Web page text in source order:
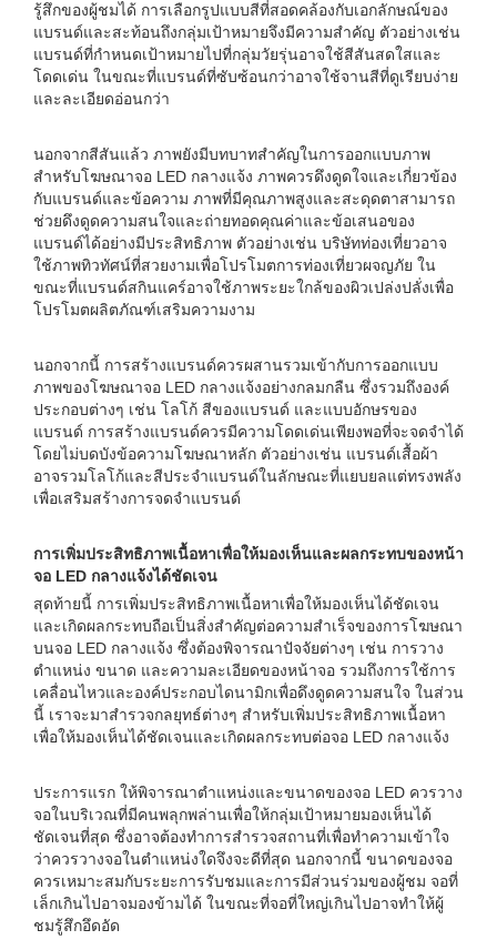
รู้สึกของผู้ชมได้ การเลือกรูปแบบสีที่สอดคล้องกับเอกลักษณ์ของ
แบรนด์และสะท้อนถึงกลุ่มเป้าหมายจึงมีความสำคัญ ตัวอย่างเช่น
แบรนด์ที่กำหนดเป้าหมายไปที่กลุ่มวัยรุ่นอาจใช้สีสันสดใสและ
โดดเด่น ในขณะที่แบรนด์ที่ซับซ้อนกว่าอาจใช้จานสีที่ดูเรียบง่าย
และละเอียดอ่อนกว่า
นอกจากสีสันแล้ว ภาพยังมีบทบาทสำคัญในการออกแบบภาพ
สำหรับโฆษณาจอ LED กลางแจ้ง ภาพควรดึงดูดใจและเกี่ยวข้อง
กับแบรนด์และข้อความ ภาพที่มีคุณภาพสูงและสะดุดตาสามารถ
ช่วยดึงดูดความสนใจและถ่ายทอดคุณค่าและข้อเสนอของ
แบรนด์ได้อย่างมีประสิทธิภาพ ตัวอย่างเช่น บริษัทท่องเที่ยวอาจ
ใช้ภาพทิวทัศน์ที่สวยงามเพื่อโปรโมตการท่องเที่ยวผจญภัย ใน
ขณะที่แบรนด์สกินแคร์อาจใช้ภาพระยะใกล้ของผิวเปล่งปลั่งเพื่อ
โปรโมตผลิตภัณฑ์เสริมความงาม
นอกจากนี้ การสร้างแบรนด์ควรผสานรวมเข้ากับการออกแบบ
ภาพของโฆษณาจอ LED กลางแจ้งอย่างกลมกลืน ซึ่งรวมถึงองค์
ประกอบต่างๆ เช่น โลโก้ สีของแบรนด์ และแบบอักษรของ
แบรนด์ การสร้างแบรนด์ควรมีความโดดเด่นเพียงพอที่จะจดจำได้
โดยไม่บดบังข้อความโฆษณาหลัก ตัวอย่างเช่น แบรนด์เสื้อผ้า
อาจรวมโลโก้และสีประจำแบรนด์ในลักษณะที่แยบยลแต่ทรงพลัง
เพื่อเสริมสร้างการจดจำแบรนด์
การเพิ่มประสิทธิภาพเนื้อหาเพื่อให้มองเห็นและผลกระทบของหน้า
จอ LED กลางแจ้งได้ชัดเจน
สุดท้ายนี้ การเพิ่มประสิทธิภาพเนื้อหาเพื่อให้มองเห็นได้ชัดเจน
และเกิดผลกระทบถือเป็นสิ่งสำคัญต่อความสำเร็จของการโฆษณา
บนจอ LED กลางแจ้ง ซึ่งต้องพิจารณาปัจจัยต่างๆ เช่น การวาง
ตำแหน่ง ขนาด และความละเอียดของหน้าจอ รวมถึงการใช้การ
เคลื่อนไหวและองค์ประกอบไดนามิกเพื่อดึงดูดความสนใจ ในส่วน
นี้ เราจะมาสำรวจกลยุทธ์ต่างๆ สำหรับเพิ่มประสิทธิภาพเนื้อหา
เพื่อให้มองเห็นได้ชัดเจนและเกิดผลกระทบต่อจอ LED กลางแจ้ง
ประการแรก ให้พิจารณาตำแหน่งและขนาดของจอ LED ควรวาง
จอในบริเวณที่มีคนพลุกพล่านเพื่อให้กลุ่มเป้าหมายมองเห็นได้
ชัดเจนที่สุด ซึ่งอาจต้องทำการสำรวจสถานที่เพื่อทำความเข้าใจ
ว่าควรวางจอในตำแหน่งใดจึงจะดีที่สุด นอกจากนี้ ขนาดของจอ
ควรเหมาะสมกับระยะการรับชมและการมีส่วนร่วมของผู้ชม จอที่
เล็กเกินไปอาจมองข้ามได้ ในขณะที่จอที่ใหญ่เกินไปอาจทำให้ผู้
ชมรู้สึกอึดอัด